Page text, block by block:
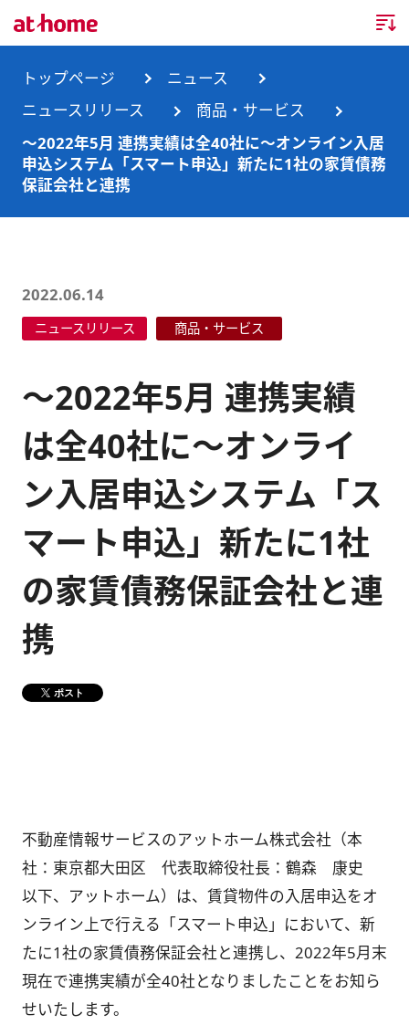
トップページ
企業情報
企業情報TOP
サステナビリティ
健康経営
DX戦略
CM・動画紹介
ニュース
ニュースTOP
ランキング
メディア掲載情報
事業内容
不動産業務支援サービス
新卒採用情報
障がい者採用情報
お問合せ
トップページ
ニュース
ニュースリリース
商品・サービス
～2022年5月 連携実績は全40社に～オンライン入居
申込システム「スマート申込」新たに1社の家賃債務
保証会社と連携
2022.06.14
ニュースリリース 商品・サービス
～2022年5月 連携実績
は全40社に～オンライ
ン入居申込システム「ス
マート申込」新たに1社
の家賃債務保証会社と連
携
ポスト
不動産情報サービスのアットホーム株式会社（本
社：東京都大田区 代表取締役社長：鶴森 康史
以下、アットホーム）は、賃貸物件の入居申込をオ
ンライン上で行える「スマート申込」において、新
たに1社の家賃債務保証会社と連携し、2022年5月末
現在で連携実績が全40社となりましたことをお知ら
せいたします。